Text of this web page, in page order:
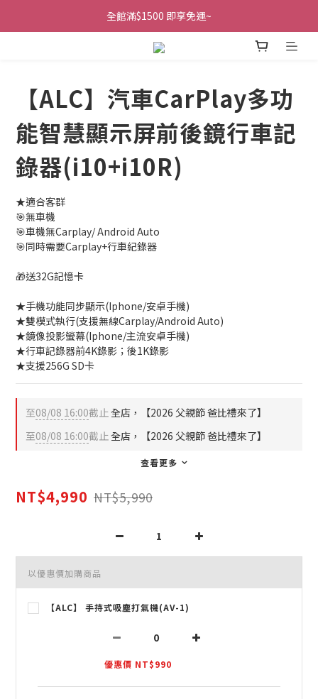
全館滿$1500 即享免運~
【ALC】汽車CarPlay多功
能智慧顯示屏前後鏡行車記
錄器(i10+i10R)
★適合客群
🎯無車機
🎯車機無Carplay/ Android Auto
🎯同時需要Carplay+行車紀錄器
🎁送32G記憶卡
★手機功能同步顯示(Iphone/安卓手機)
★雙模式執行(支援無線Carplay/Android Auto)
★鏡像投影螢幕(Iphone/主流安卓手機)
★行車記錄器前4K錄影；後1K錄影
★支援256G SD卡
至08/08 16:00截止全店，【2026 父親節 爸比禮來了】
至08/08 16:00截止全店，【2026 父親節 爸比禮來了】
查看更多
NT$4,990 NT$5,990
以優惠價加購商品
【ALC】 手持式吸塵打氣機(AV-1)
優惠價 NT$990